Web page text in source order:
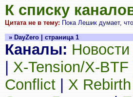
К списку
Цитата не в тему: Пока Лешик думает,
» DayZero | страница 1
Каналы: Новости
X-Tension/X-BTF
Conflict
X Rebirth